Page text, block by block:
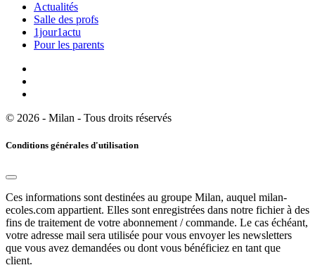
Actualités
Salle des profs
1jour1actu
Pour les parents
© 2026 - Milan - Tous droits réservés
Conditions générales d'utilisation
Ces informations sont destinées au groupe Milan, auquel milan-
ecoles.com appartient. Elles sont enregistrées dans notre fichier à des
fins de traitement de votre abonnement / commande. Le cas échéant,
votre adresse mail sera utilisée pour vous envoyer les newsletters
que vous avez demandées ou dont vous bénéficiez en tant que
client.